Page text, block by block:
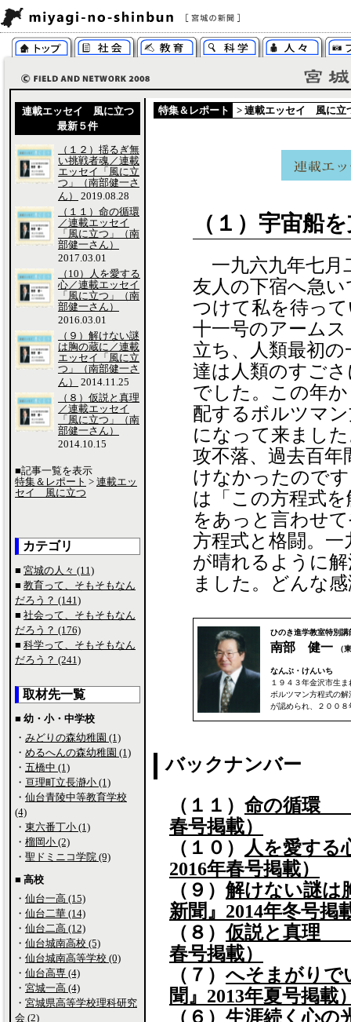
特集＆レポート > 連載エッセイ 風に立
（１）宇宙船
一九六九年七月
友人の下宿へ急
つけて私を待っ
十一号のアーム
立ち、人類最初
達は人類のすご
でした。この年
配するボルツマ
になって来まし
攻不落、過去百
けなかったので
は「この方程式
をあっと言わせ
方程式と格闘。
が晴れるように
ました。どんな
ひのき進学教室特別講
南部 健一 （
なんぶ・けんいち
１９４３年金沢市生
ボルツマン方程式の
が認められ、２００
バックナンバー
（１１） 命の循環
春号掲載）
（１０）
人を愛す
2016年春号掲載）
（９） 解けない謎は
新聞』2014年冬号掲
（８）仮説と真理
春号掲載）
（７） へそまがり
聞』2013年夏号掲載
（６） 生涯続く心の
連載エッセイ 風に立つ
最新５件
（１２）揺るぎ無
い挑戦者魂／連載
エッセイ「風に立
つ」（南部健一さ
ん）
2019.08.28
（１１）命の循環
／連載エッセイ
「風に立つ」（南
部健一さん）
2017.03.01
（10）人を愛する
心／連載エッセイ
「風に立つ」（南
部健一さん）
2016.03.01
（９）解けない謎
は胸の蔵に／連載
エッセイ「風に立
つ」（南部健一さ
ん）
2014.11.25
（８）仮説と真理
／連載エッセイ
「風に立つ」（南
部健一さん）
2014.10.15
■記事一覧を表示
特集＆レポート > 連載エッ
セイ 風に立つ
カテゴリ
■ 宮城の人々 (11)
■ 教育って、そもそもなん
だろう？ (141)
■ 社会って、そもそもなん
だろう？ (176)
■ 科学って、そもそもなん
だろう？ (241)
取材先一覧
■ 幼・小・中学校
・ みどりの森幼稚園 (1)
・ めるへんの森幼稚園 (1)
・ 五橋中 (1)
・ 亘理町立長瀞小 (1)
・ 仙台青陵中等教育学校
(4)
・ 東六番丁小 (1)
・ 榴岡小 (2)
・ 聖ドミニコ学院 (9)
■ 高校
・ 仙台一高 (15)
・ 仙台二華 (14)
・ 仙台二高 (12)
・ 仙台城南高校 (5)
・ 仙台城南高等学校 (0)
・ 仙台高専 (4)
・ 宮城一高 (4)
・ 宮城県高等学校理科研究
会 (2)